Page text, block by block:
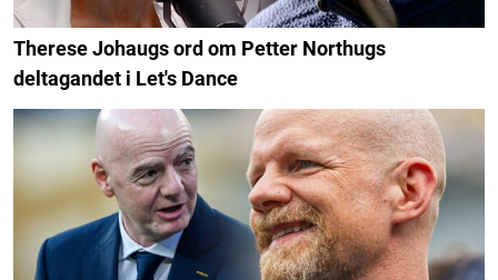
Therese Johaugs ord om Petter Northugs
deltagandet i Let's Dance